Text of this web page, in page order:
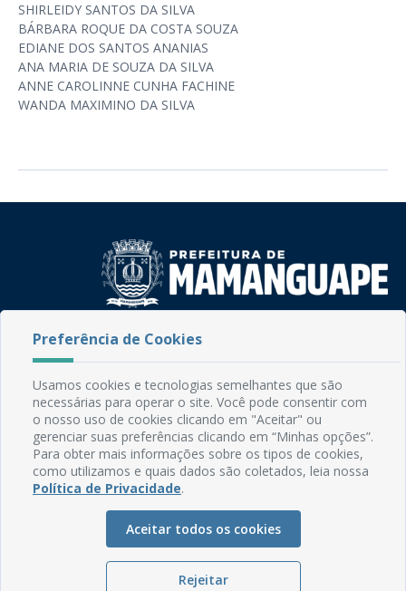
SHIRLEIDY SANTOS DA SILVA
BÁRBARA ROQUE DA COSTA SOUZA
EDIANE DOS SANTOS ANANIAS
ANA MARIA DE SOUZA DA SILVA
ANNE CAROLINNE CUNHA FACHINE
WANDA MAXIMINO DA SILVA
Rua do Imperador, 78, Centro
CEP: 58.280-000 - Mamanguape/PB
Email: comunicacao@mamanguape.pb.gov.br
Expediente: Segunda à Sexta, das 08h às 13h
Mapa do Site
Perguntas frequentes
Manual de Navegação
Glossário
Ouvidoria
Preferência de Cookies
Usamos cookies e tecnologias semelhantes que são
necessárias para operar o site. Você pode consentir com
o nosso uso de cookies clicando em "Aceitar" ou
gerenciar suas preferências clicando em “Minhas opções”.
Para obter mais informações sobre os tipos de cookies,
como utilizamos e quais dados são coletados, leia nossa
Política de Privacidade.
Aceitar todos os cookies
Rejeitar